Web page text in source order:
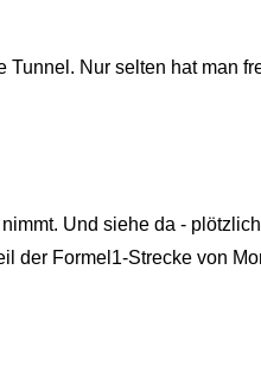
Nur selten hat man
Und siehe da -
der Formel1-Strecke von